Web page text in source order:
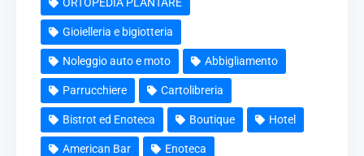
Gioielleria e bigiotteria
Noleggio auto e moto Abbigliamento
Parrucchiere Cartolibreria
Bistrot ed Enoteca Boutique Hotel
American Bar Enoteca